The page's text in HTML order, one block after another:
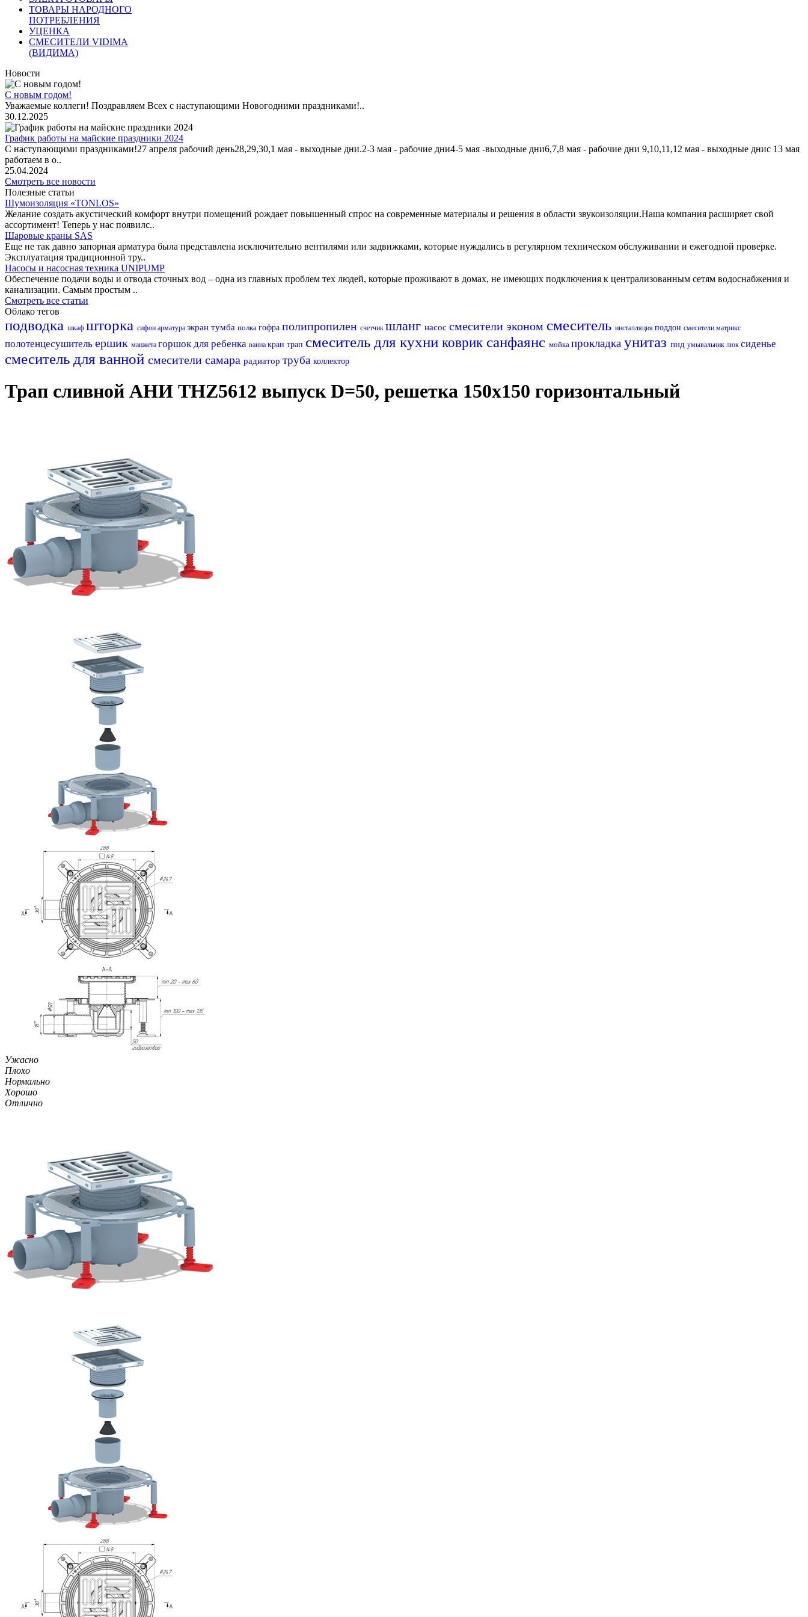
ТОВАРЫ НАРОДНОГО
ПОТРЕБЛЕНИЯ
УЦЕНКА
СМЕСИТЕЛИ VIDIMA
(ВИДИМА)
Новости
С новым годом!
Уважаемые коллеги! Поздравляем Всех с наступающими Новогодними праздниками!..
30.12.2025
График работы на майские праздники 2024
С наступающими праздниками!27 апреля рабочий день28,29,30,1 мая - выходные дни.2-3 мая - рабочие дни4-5 мая -выходные дни6,7,8 мая - рабочие дни 9,10,11,12 мая - выходные днис 13 мая
работаем в о..
25.04.2024
Смотреть все новости
Полезные статьи
Шумоизоляция «TONLOS»
Желание создать акустический комфорт внутри помещений рождает повышенный спрос на современные материалы и решения в области звукоизоляции.Наша компания расширяет свой
ассортимент! Теперь у нас появилс..
Шаровые краны SAS
Еще не так давно запорная арматура была представлена исключительно вентилями или задвижками, которые нуждались в регулярном техническом обслуживании и ежегодной проверке.
Эксплуатация традиционной тру..
Насосы и насосная техника UNIPUMP
Обеспечение подачи воды и отвода сточных вод – одна из главных проблем тех людей, которые проживают в домах, не имеющих подключения к централизованным сетям водоснабжения и
канализации. Самым простым ..
Смотреть все статьи
Облако тегов
подводка шкаф шторка сифон арматура экран тумба полка гофра полипропилен счетчик шланг насос смесители эконом смеситель инсталляция поддон смесители матрикс
полотенцесушитель ершик манжета горшок для ребенка ванна кран трап смеситель для кухни коврик санфаянс мойка прокладка унитаз пнд умывальник люк сиденье
смеситель для ванной смесители самара радиатор труба коллектор
Трап сливной АНИ THZ5612 выпуск D=50, решетка 150х150 горизонтальный
Ужасно
Плохо
Нормально
Хорошо
Отлично